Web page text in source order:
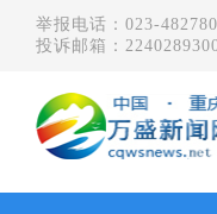
举报电话：023-
投诉邮箱：